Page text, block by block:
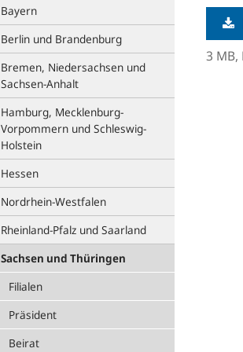
Bayern
Berlin und Brandenburg
Bremen, Niedersachsen und
Sachsen-Anhalt
Hamburg, Mecklenburg-
Vorpommern und Schleswig-
Holstein
Hessen
Nordrhein-Westfalen
Rheinland-Pfalz und Saarland
Sachsen und Thüringen
Filialen
Präsident
Beirat
3 MB,